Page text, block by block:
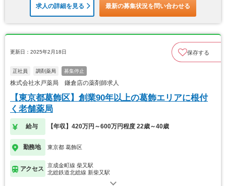
求人の詳細を見る 最新の募集状況を問い合わせる
更新日：2025年2月18日 保存する
正社員 調剤薬局 募集停止
株式会社水戸薬局 鎌倉店の薬剤師求人
【東京都葛飾区】創業90年以上の葛飾エリアに根付
く老舗薬局
給与 【年収】420万円～600万円程度 22歳～40歳
勤務地 東京都 葛飾区
アクセス
京成金町線 柴又駅
北総鉄道北総線 新柴又駅